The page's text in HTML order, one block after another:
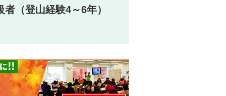
者（登山経験4～6年）